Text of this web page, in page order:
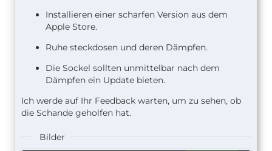
Installieren einer scharfen Version aus dem
Apple Store.
Ruhe steckdosen und deren Dämpfen.
Die Sockel sollten unmittelbar nach dem
Dämpfen ein Update bieten.
Ich werde auf Ihr Feedback warten, um zu sehen, ob
die Schande geholfen hat.
Bilder